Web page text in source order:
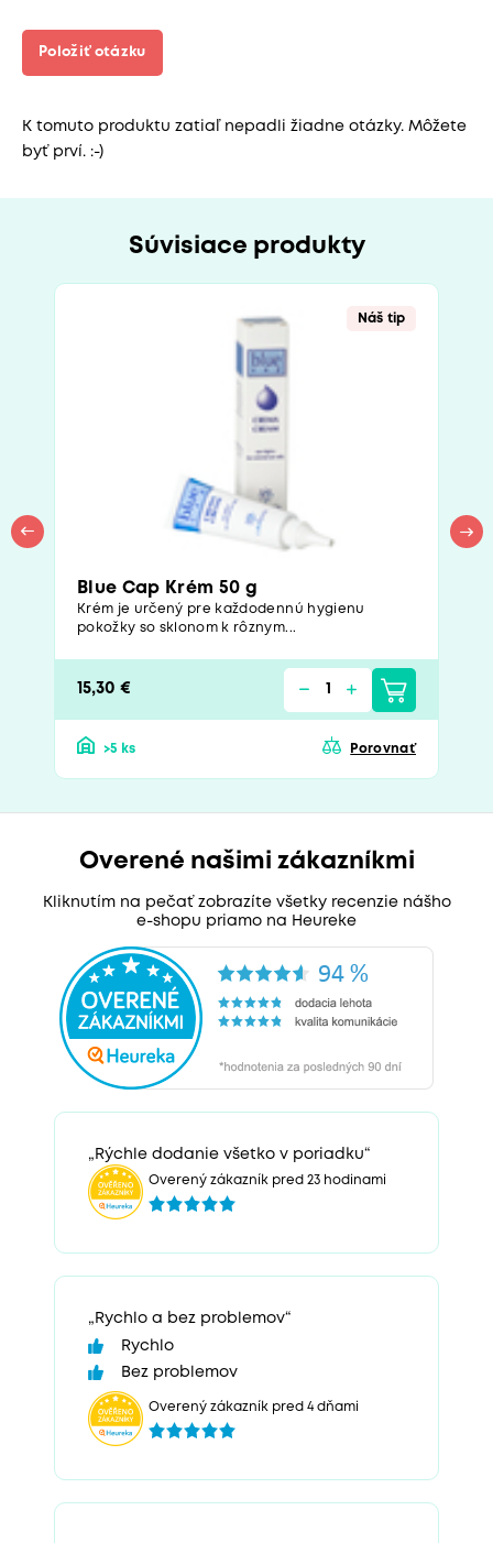
Položiť otázku
K tomuto produktu zatiaľ nepadli žiadne otázky. Môžete
byť prví. :-)
Súvisiace produkty
Náš tip
Blue Cap Krém 50 g
Krém je určený pre každodennú hygienu
pokožky so sklonom k rôznym...
15,30 €
>5 ks Porovnať
Overené našimi zákazníkmi
Kliknutím na pečať zobrazíte všetky recenzie nášho
e-shopu priamo na Heureke
„Rýchle dodanie všetko v poriadku“
Overený zákazník pred 23 hodinami
„Rychlo a bez problemov“
Rychlo
Bez problemov
Overený zákazník pred 4 dňami